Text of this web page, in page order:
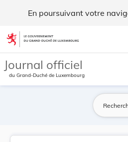
En poursuivant votre
Aller au contenu
Journal officiel
du Grand-Duché de Luxembourg